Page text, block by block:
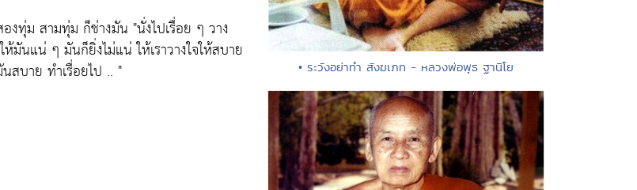
งทุ่ม สามทุ่ม ก็ช่างมัน "นั่งไปเรื่อย ๆ วาง
ห้มันแน่ ๆ มันก็ยิ่งไม่แน่ ให้เราวางใจให้สบาย
สบาย ทำเรื่อยไป .. "
• ระวังอย่าทำ สังฆเภท - หลวงพ่อพุธ ฐานิโย